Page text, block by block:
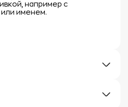
например с
именем.